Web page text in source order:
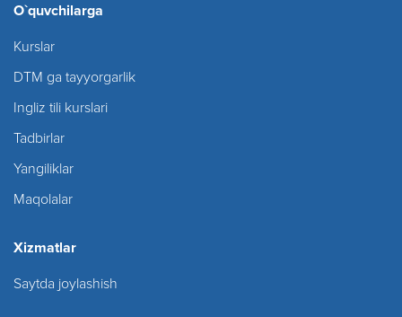
O`quvchilarga
Kurslar
DTM ga tayyorgarlik
Ingliz tili kurslari
Tadbirlar
Yangiliklar
Maqolalar
Xizmatlar
Saytda joylashish